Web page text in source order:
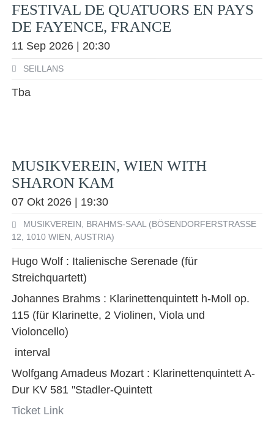
FESTIVAL DE QUATUORS EN PAYS
DE FAYENCE, FRANCE
11 Sep 2026 | 20:30
SEILLANS
Tba
MUSIKVEREIN, WIEN WITH
SHARON KAM
07 Okt 2026 | 19:30
MUSIKVEREIN, BRAHMS-SAAL (BÖSENDORFERSTRASSE 1
2, 1010 WIEN, AUSTRIA)
Hugo Wolf : Italienische Serenade (für
Streichquartett)
Johannes Brahms : Klarinettenquintett h-Moll op.
115 (für Klarinette, 2 Violinen, Viola und
Violoncello)
interval
Wolfgang Amadeus Mozart : Klarinettenquintett A-
Dur KV 581 ''Stadler-Quintett
Ticket Link